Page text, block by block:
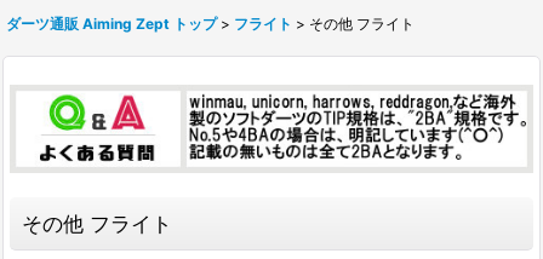
ダーツ通販 Aiming Zept トップ > フライト > その他 フライト
その他 フライト